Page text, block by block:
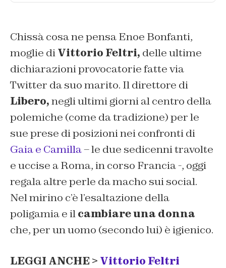
Chissà cosa ne pensa Enoe Bonfanti,
moglie diVittorio Feltri, delle ultime
dichiarazioni provocatorie fatte via
Twitter da suo marito. Il direttore di
Libero,negli ultimi giorni al centro della
polemiche (come da tradizione) per le
sue prese di posizioni nei confronti di
Gaia e Camilla– le due sedicenni travolte
e uccise a Roma, in corso Francia -, oggi
regala altre perle da macho sui social.
Nel mirino c’è l’esaltazione della
poligamia e ilcambiare una donna
che, per un uomo (secondo lui) è igienico.
LEGGI ANCHE > Vittorio Feltri